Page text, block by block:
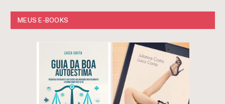
MEUS E-BOOKS